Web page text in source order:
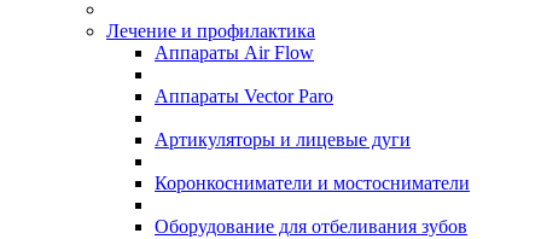
Лечение и профилактика
Аппараты Air Flow
Аппараты Vector Paro
Артикуляторы и лицевые дуги
Коронкосниматели и мостосниматели
Оборудование для отбеливания зубов